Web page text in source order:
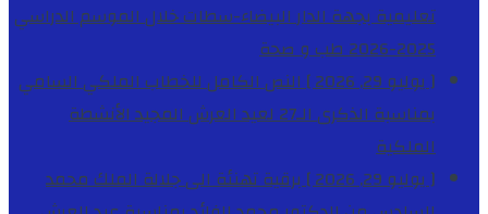
تعليمية بجهة الدار البيضاء-سطات خلال الموسم الدراسي
2025-2026
طب و صحة
[ يوليو 29, 2026 ]
النص الكامل للخطاب الملكي السامي
بمناسبة الذكرى الـ27 لعيد العرش المجيد
الأنشطة
الملكية
[ يوليو 29, 2026 ]
برقية تهنئة الى جلالة الملك محمد